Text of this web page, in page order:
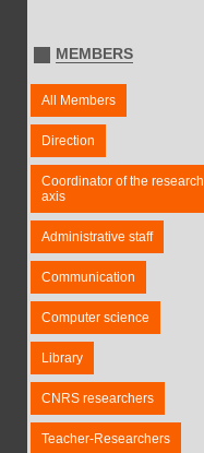
MEMBERS
All Members
Direction
Coordinator of the research
axis
Administrative staff
Communication
Computer science
Library
CNRS researchers
Teacher-Researchers